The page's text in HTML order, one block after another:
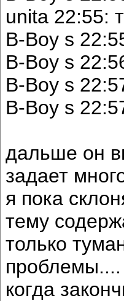
unita 22:55:
B-Boy s
B-Boy s
B-Boy s
B-Boy s
дальше он
задает
я пока
тему
только
проблемы....
когда